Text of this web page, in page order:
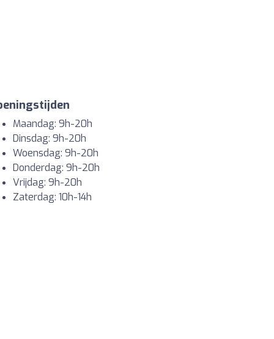
Maandag: 9h-20h
Dinsdag: 9h-20h
Woensdag: 9h-20h
Donderdag: 9h-20h
Vrijdag: 9h-20h
Zaterdag: 10h-14h